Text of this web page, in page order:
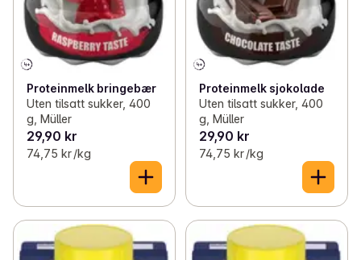
Proteinmelk bringebær
Uten tilsatt sukker, 400
g, Müller
29,90 kr
74,75 kr /kg
Proteinmelk sjokolade
Uten tilsatt sukker, 400
g, Müller
29,90 kr
74,75 kr /kg